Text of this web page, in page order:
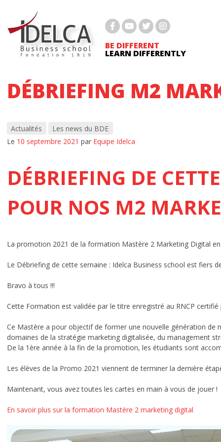
contenu
BE DIFFERENT
LEARN DIFFERENTLY
DÉBRIEFING M2
Actualités
Les news du BDE
Le 10 septembre 2021 par Equipe Idelca
DÉBRIEFING DE
POUR NOS M2
La promotion 2021 de la formation Mastère 2 Marketing Digital
Le Débriefing de cette semaine : Idelca Business school est fiers
Bravo à tous !!!
Cette Formation est validée par le titre enregistré au RNCP
Ce Mastère a pour objectif de former une nouvelle génération de
domaines de la stratégie marketing digitalisée, du management
De la 1ère année à la fin de la promotion, les étudiants sont
Les élèves de la Promo 2021 viennent de terminer la dernière
Maintenant, vous avez toutes les cartes en main à vous de jouer !
En savoir plus sur la formation Mastère 2 marketing digital
GESTION DE LA PME
MCO
PROFESSIONS IMMOBILIÈRES
RH
1 MARKETING DIGITAL ET
2 MARKETING DIGITAL
– Diplôme Comptabilité et Gestion
CAMPUS
de l’école Idelca
à forte personnalité
deviennent-ils après les études?
clés d’Idelca
cadre
news du BDE